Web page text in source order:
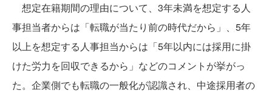
想定在籍期間の理由について、3年未満を想定する人
事担当者からは「転職が当たり前の時代だから」、5年
以上を想定する人事担当からは「5年以内には採用に掛
けた労力を回収できるから」などのコメントが挙がっ
た。企業側でも転職の一般化が認識され、中途採用者の